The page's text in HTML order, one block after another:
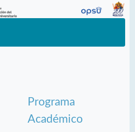
Programa
Académico